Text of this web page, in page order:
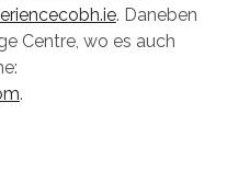
. Daneben
Centre, wo es auch
.